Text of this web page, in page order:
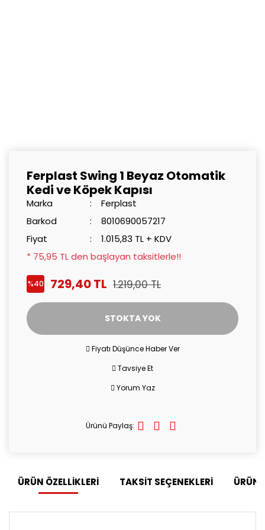
Ferplast Swing 1 Beyaz Otomatik
Kedi ve Köpek Kapısı
Marka
Ferplast
Barkod
8010690057217
Fiyat
1.015,83 TL + KDV
* 75,95 TL den başlayan taksitlerle!!
%40 729,40 TL 1.219,00 TL
STOKTA YOK
Fiyatı Düşünce Haber Ver
Tavsiye Et
Yorum Yaz
Ürünü Paylaş:
ÜRÜN ÖZELLİKLERİ TAKSİT SEÇENEKLERİ ÜRÜN